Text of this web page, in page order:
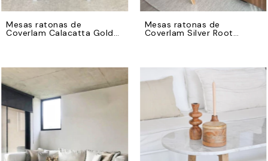
Mesas ratonas de
Coverlam Calacatta Gold
Mesas ratonas de
Coverlam Silver Root